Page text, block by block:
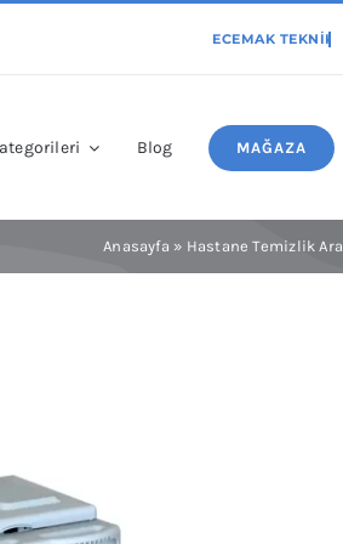
Blog MAĞAZA
Anasayfa » Hastane Temizlik